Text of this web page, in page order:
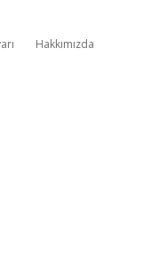
Hakkımızda